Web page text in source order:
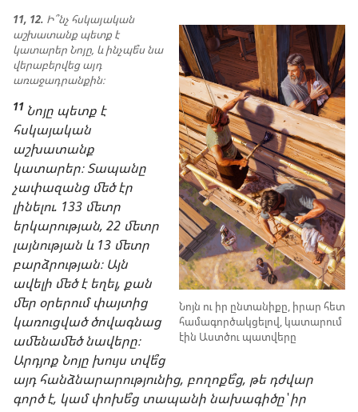
Նոյն ու իր ընտանիքը, իրար հետ
համագործակցելով, կատարում
էին Աստծու պատվերը
11, 12. Ի՞նչ հսկայական
աշխատանք պետք է
կատարեր Նոյը, և ինչպե՞ս նա
վերաբերվեց այդ
առաջադրանքին։
11 Նոյը պետք է
հսկայական
աշխատանք
կատարեր։ Տապանը
չափազանց մեծ էր
լինելու. 133 մետր
երկարության, 22 մետր
լայնության և 13 մետր
բարձրության։ Այն
ավելի մեծ է եղել, քան
մեր օրերում փայտից
կառուցված ծովագնաց
ամենամեծ նավերը։
Արդյոք Նոյը խույս տվե՞ց
այդ հանձնարարությունից, բողոքե՞ց, թե դժվար
գործ է, կամ փոխե՞ց տապանի նախագիծը՝ իր